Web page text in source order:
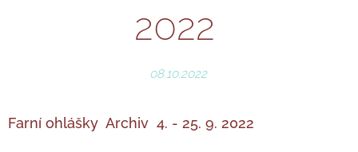
2022
08.10.2022
Farní ohlášky Archiv 4. - 25. 9. 2022